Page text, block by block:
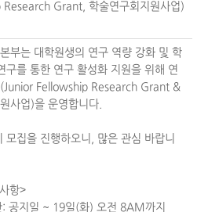
Research Grant, 학술연구회지원사업)
부는 대학원생의 연구 역량 강화 및 학
구를 통한 연구 활성화 지원을 위해 연
(Junior Fellowship Research Grant &
사업)을 운영합니다.
모집을 진행하오니, 많은 관심 바랍니
항>
: 공지일 ~ 19일(화) 오전 8AM까지